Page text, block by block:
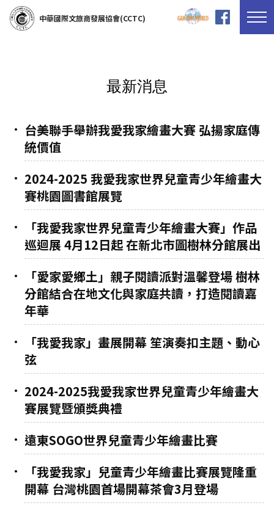
中華國際文旅商發展協會(CCTC)
最新消息
台美聯手舉辦我愛我家繪畫大賽 弘揚家庭傳
統價值
2024-2025 我愛我家世界兒童青少年繪畫大
賽桃園圖書館展覽
「我愛我家世界兒童青少年繪畫大賽」作品
巡迴展 4月12日起 在新北市圖樹林分館展出
「愛家愛鄉土」親子閱讀派對溫馨登場 樹林
分館結合在地文化與家庭共讀，打造閱讀嘉
年華
「我愛我家」畫展開幕 笙演奏扣主題、動心
弦
2024-2025我愛我家世界兒童青少年繪畫大
賽展覽暨頒獎典禮
遠東SOGO世界兒童青少年繪畫比賽
「我愛我家」兒童青少年繪畫比賽展覽隆重
開幕 台灣桃園首場開幕茶會3月登場